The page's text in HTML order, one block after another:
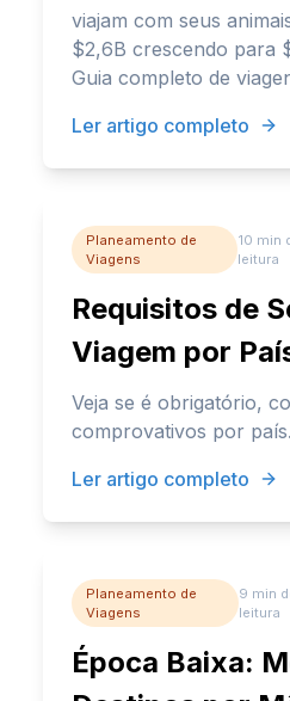
viajam com seus
$2,6B crescendo para
Guia completo de
Ler artigo completo
Planeamento de
Viagens
10 min
leitura
Requisitos de
Viagem por
Veja se é obrigatório,
comprovativos por país.
Ler artigo completo
Planeamento de
Viagens
9 min
leitura
Época Baixa: